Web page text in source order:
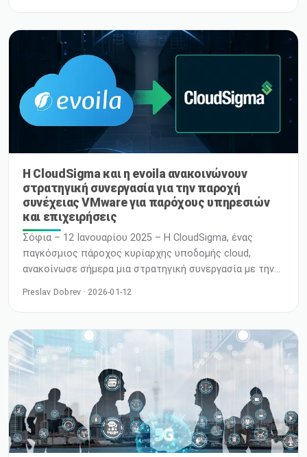
βασικός παράγοντας για κάθε οργανισμό που
αναπτύσσει ψηφιακά προϊόντα. Καθώς η AI
ενσωματώνεται περισσότερο στις ροές εργασίας μας,
Η CloudSigma και η evoila ανακοινώνουν
στρατηγική συνεργασία για την παροχή
συνέχειας VMware για παρόχους υπηρεσιών
και επιχειρήσεις
Σόφια – 12 Ιανουαρίου 2025 – Η CloudSigma, ένας
παγκόσμιος πάροχος κυρίαρχης υποδομής cloud,
ανακοίνωσε σήμερα μια στρατηγική συνεργασία με την
evoila, εξειδικευμένο συνεργάτη της VMware και
διατηρήσουν τη συνέχεια του VMware εν μέσω
σημαντικών αλλαγών στο οικοσύστημα της VMware. Η
συνεργασία ανταποκρίνεται στην αυξανόμενη ζήτηση
από πελάτες που επιδιώκουν να προστατεύσουν τα
υπάρχοντα V
Preslav Dobrev · 2026-01-12